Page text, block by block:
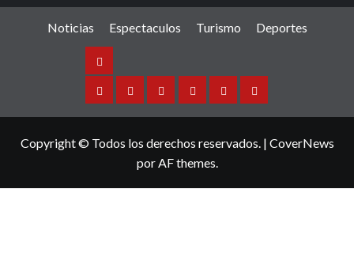
Noticias
SinaloaNacionalInternacionalEspectaculos
TurismoDeportes
Copyright © Todos los derechos reservados.|CoverNews
por AF themes.